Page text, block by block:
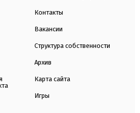
Контакты
Вакансии
Структура собственности
Архив
Карта сайта
Игры